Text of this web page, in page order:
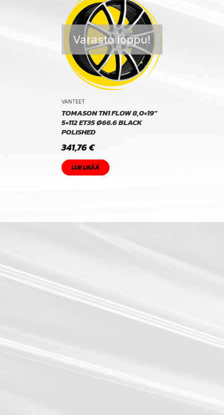
Varasto loppu!
VANTEET
TOMASON TN1 FLOW 8,0×19″
5×112 ET35 Ø66.6 BLACK
POLISHED
341,76€
LUE LISÄÄ